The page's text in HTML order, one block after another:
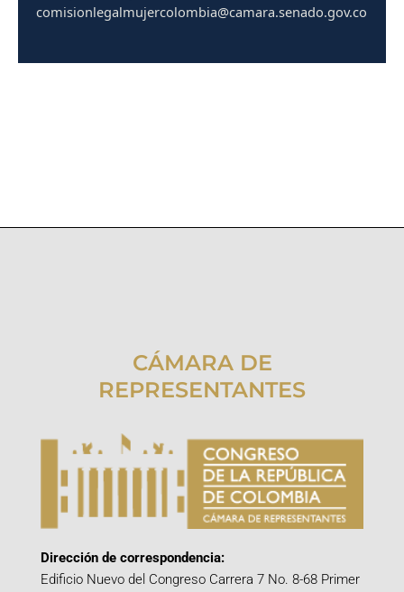
comisionlegalmujercolombia@camara.senado.gov.co
CÁMARA DE
REPRESENTANTES
Dirección de correspondencia:
Edificio Nuevo del Congreso Carrera 7 No. 8-68 Primer